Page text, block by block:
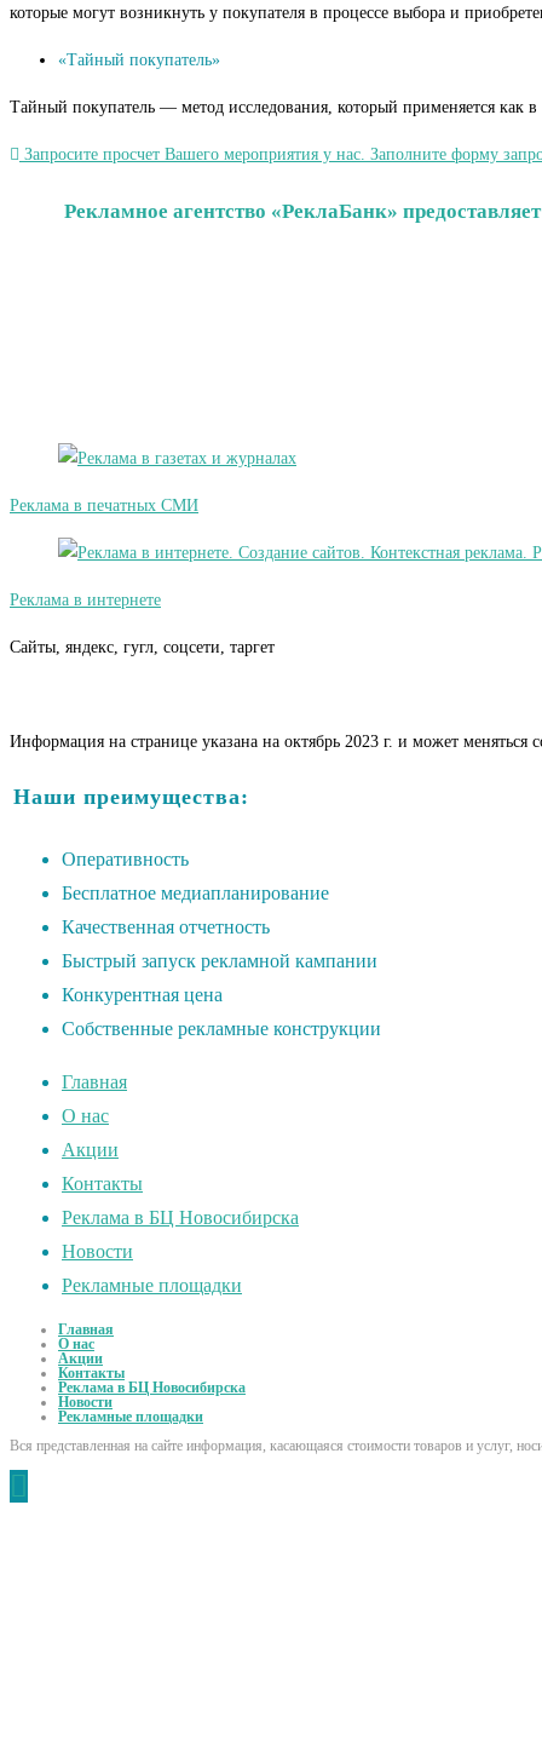
которые могут возникнуть у покупателя в процессе выбора и
«Тайный покупатель»
Тайный покупатель — метод исследования, который применяется как
Запросите просчет Вашего мероприятия у нас. Заполните форму
Рекламное агентство «РеклаБанк»
Реклама в печатных СМИ
Реклама в интернете
Сайты, яндекс, гугл, соцсети, таргет
Информация на странице указана на октябрь 2023 г. и может
Наши преимущества:
Оперативность
Бесплатное медиапланирование
Качественная отчетность
Быстрый запуск рекламной кампании
Конкурентная цена
Собственные рекламные конструкции
Главная
О нас
Акции
Контакты
Реклама в БЦ Новосибирска
Новости
Рекламные площадки
Главная
О нас
Акции
Контакты
Реклама в БЦ Новосибирска
Новости
Рекламные площадки
Вся представленная на сайте информация, касающаяся стоимости товаров и услуг,